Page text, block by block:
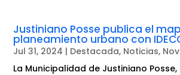
Justiniano Posse publica el
planeamiento urbano con
Jul 31, 2024 | Destacada, Noticias,
La Municipalidad de Justiniano